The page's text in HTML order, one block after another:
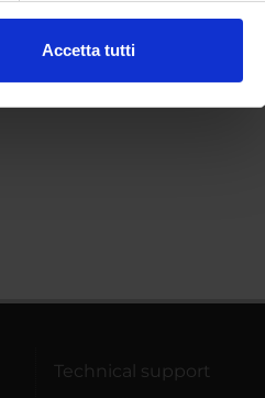
Accetta tutti
Technical support